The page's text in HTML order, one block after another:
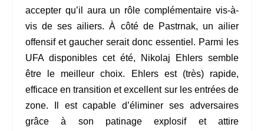
accepter qu’il aura un rôle complémentaire vis-à-
vis de ses ailiers. À côté de Pastrnak, un ailier
offensif et gaucher serait donc essentiel. Parmi les
UFA disponibles cet été, Nikolaj Ehlers semble
être le meilleur choix. Ehlers est (très) rapide,
efficace en transition et excellent sur les entrées de
zone. Il est capable d’éliminer ses adversaires
grâce à son patinage explosif et attire